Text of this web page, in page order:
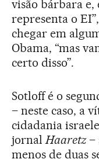
visão bárbara e,
representa o
chegar em
Obama, “mas
certo disso”.
Sotloff é o
– neste caso, a
cidadania
jornalHaaretz–
menos de duas